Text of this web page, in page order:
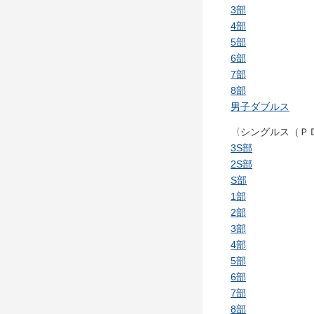
3部
4部
5部
6部
7部
8部
男子ダブルス
〈シングルス（Ｐ
3S部
2S部
S部
1部
2部
3部
4部
5部
6部
7部
8部